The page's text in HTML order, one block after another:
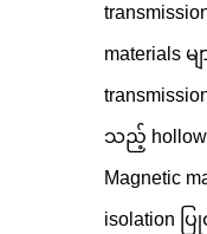
materials မ
သည့် hollow
Magnetic
isolation